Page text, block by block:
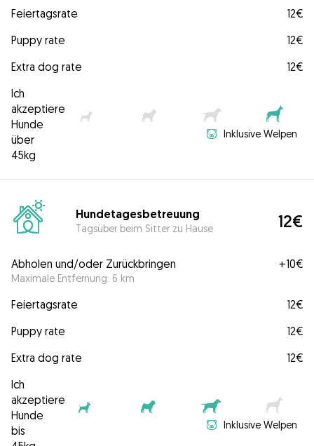
Feiertagsrate
12€
Puppy rate
12€
Extra dog rate
12€
Ich
akzeptiere
Hunde
über
45kg
Inklusive Welpen
Hundetagesbetreuung
Tagsüber beim Sitter zu Hause 12€
Abholen und/oder Zurückbringen
Maximale Entfernung: 6 km
+10€
Feiertagsrate
12€
Puppy rate
12€
Extra dog rate
12€
Ich
akzeptiere
Hunde
bis
Inklusive Welpen